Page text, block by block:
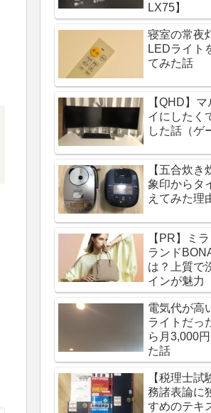
LX75】
寝室の常夜
LEDライト
てみた話
【QHD】
イにしたく
した話（ゲ
【五合炊き
象印からタ
えてみた理
【PR】ミ
ランド
は？上質で
インが魅力
電気代が高
ライトだっ
ら月3,000
た話
【税理士
務諸表論に
すめのテキ